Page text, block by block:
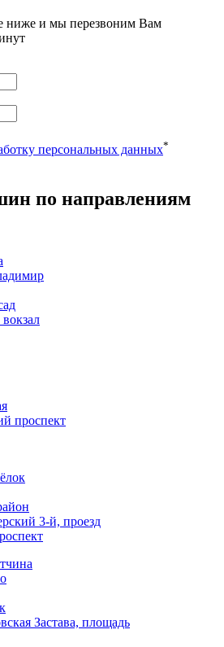
ниже и мы перезвоним Вам
персональных данных*
по направлениям
проспект
3-й, проезд
Застава, площадь